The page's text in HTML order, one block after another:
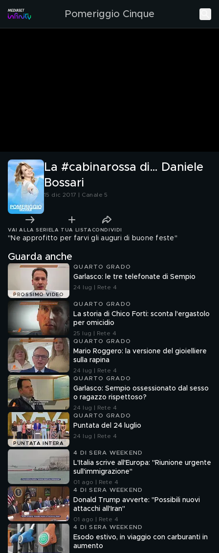
Pomeriggio Cinque
La #cabinarossa di… Daniele
Bossari
15 dic 2017 | Canale 5
VAI ALLA SERIE LA TUA LISTA CONDIVIDI
"Ne approfitto per farvi gli auguri di buone feste"
Guarda anche
PROSSIMO VIDEO
QUARTO GRADO
Garlasco: le tre telefonate di Sempio
24 lug | Rete 4
QUARTO GRADO
La storia di Chico Forti: sconta l'ergastolo
per omicidio
25 lug | Rete 4
QUARTO GRADO
Mario Roggero: la versione del gioielliere
sulla rapina
24 lug | Rete 4
QUARTO GRADO
Garlasco: Sempio ossessionato dal sesso
o ragazzo rispettoso?
24 lug | Rete 4
PUNTATA INTERA
QUARTO GRADO
Puntata del 24 luglio
24 lug | Rete 4
4 DI SERA WEEKEND
L'Italia scrive all'Europa: "Riunione urgente
sull'immigrazione"
01 ago | Rete 4
4 DI SERA WEEKEND
Donald Trump avverte: "Possibili nuovi
attacchi all'Iran"
01 ago | Rete 4
4 DI SERA WEEKEND
Esodo estivo, in viaggio con carburanti in
aumento